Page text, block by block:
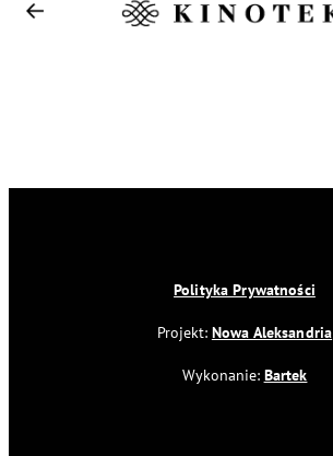
Polityka Prywatności
Projekt: Nowa Aleksandria
Wykonanie: Bartek